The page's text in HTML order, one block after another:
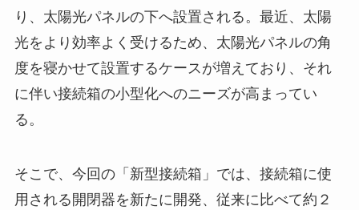
り、太陽光パネルの下へ設置される。最近、太陽
光をより効率よく受けるため、太陽光パネルの角
度を寝かせて設置するケースが増えており、それ
に伴い接続箱の小型化へのニーズが高まってい
る。
そこで、今回の「新型接続箱」では、接続箱に使
用される開閉器を新たに開発、従来に比べて約２